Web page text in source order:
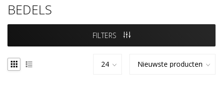
BEDELS
FILTERS